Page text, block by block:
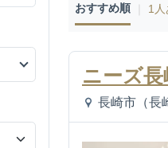
おすすめ順 1
ニーズ長
長崎市（長